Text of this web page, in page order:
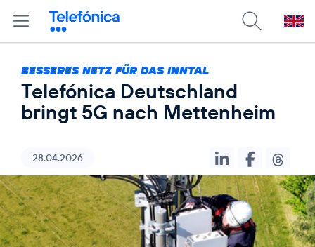
BESSERES NETZ FÜR DAS INNTAL
Telefónica Deutschland
bringt 5G nach Mettenheim
28.04.2026